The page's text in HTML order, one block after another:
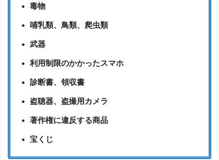
毒物
哺乳類、鳥類、爬虫類
武器
利用制限のかかったスマホ
診断書、領収書
盗聴器、盗撮用カメラ
著作権に違反する商品
宝くじ